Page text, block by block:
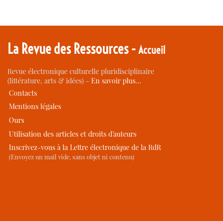
La Revue des Ressources -Accueil
Revue électronique culturelle pluridisciplinaire
(littérature, arts & idées) -En savoir plus…
Contacts
Mentions légales
Ours
Utilisation des articles et droits d’auteurs
Inscrivez-vous à la Lettre électronique de la RdR
(Envoyez un mail vide, sans objet ni contenu)